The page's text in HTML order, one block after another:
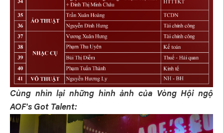
Cùng nhìn lại những hình ảnh của Vòng Hội ngộ
AOF's Got Talent: